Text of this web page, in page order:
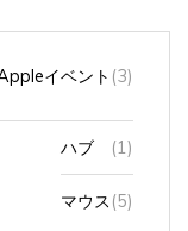
Appleイベント (3)
ハブ (1)
マウス (5)